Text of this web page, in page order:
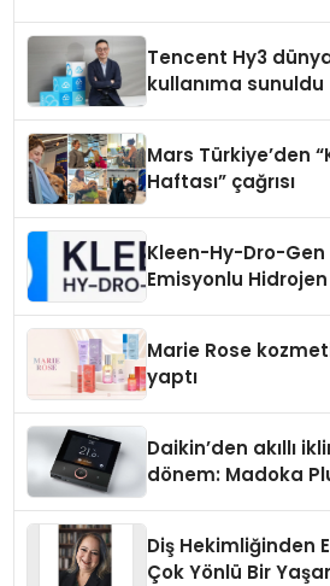
Tencent Hy3
kullanıma sunuldu
Mars Türkiye’den
Haftası” çağrısı
Kleen-Hy-Dro-Gen
Emisyonlu
Marie Rose
yaptı
Daikin’den akıllı
dönem: Madoka
Diş Hekimliğinden
Çok Yönlü Bir